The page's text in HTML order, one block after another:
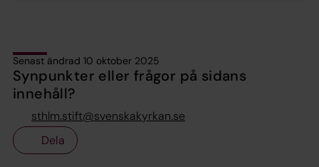
Senast ändrad 10 oktober 2025
Synpunkter eller frågor på sidans
innehåll?
sthlm.stift@svenskakyrkan.se
Dela